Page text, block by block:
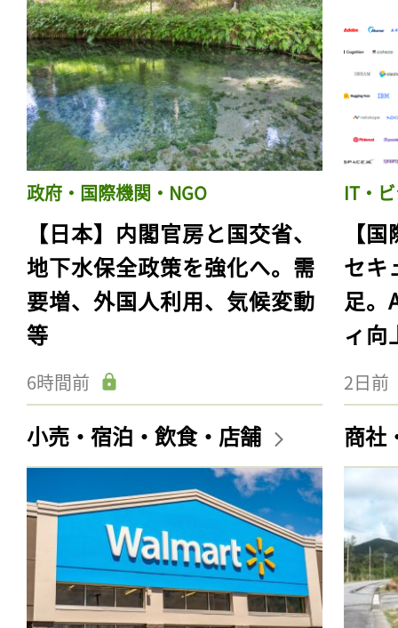
政府・国際機関・NGO
【日本】内閣官房と国交省、
地下水保全政策を強化へ。需
要増、外国人利用、気候変動
等
6時間前
IT・
【
セキ
足。
ィ向
2日前
小売・宿泊・飲食・店舗 商社